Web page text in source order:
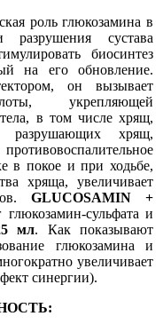
роль глюкозамина в
разрушения сустава
биосинтез
на его обновление.
он вызывает
укрепляющей
в том числе хрящ,
разрушающих хрящ,
в покое и при ходьбе,
хряща, увеличивает
GLUCOSAMIN +
сульфата и
мл. Как показывают
глюкозамина и
увеличивает
синергии).